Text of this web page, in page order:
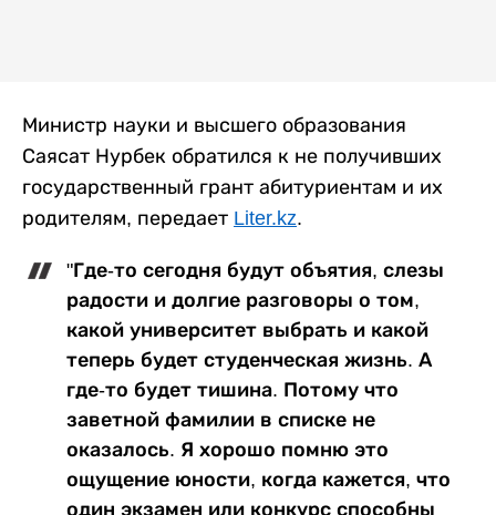
Министр науки и высшего образования
Саясат Нурбек обратился к не получивших
государственный грант абитуриентам и их
родителям, передает Liter.kz.
"Где-то сегодня будут объятия, слезы
радости и долгие разговоры о том,
какой университет выбрать и какой
теперь будет студенческая жизнь. А
где-то будет тишина. Потому что
заветной фамилии в списке не
оказалось. Я хорошо помню это
ощущение юности, когда кажется, что
один экзамен или конкурс способны